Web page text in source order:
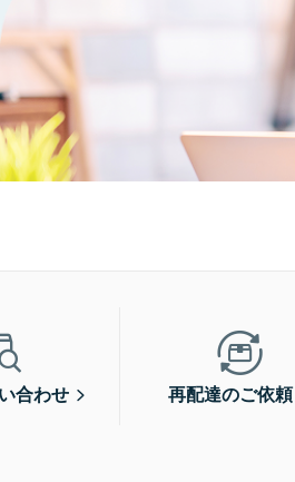
合わせ 再配達のご依頼